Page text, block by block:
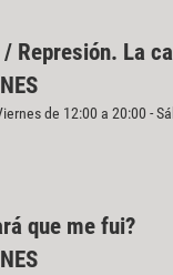
Represión. La
de 12:00 a 20:00 -
que me fui?